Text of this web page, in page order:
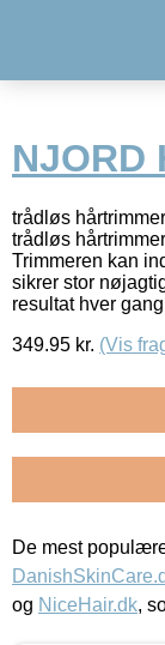
NJORD
trådløs
trådløs
Trimmeren kan
sikrer stor
resultat hver
349.95 kr. (Vis
De mest
og NiceHair.dk,